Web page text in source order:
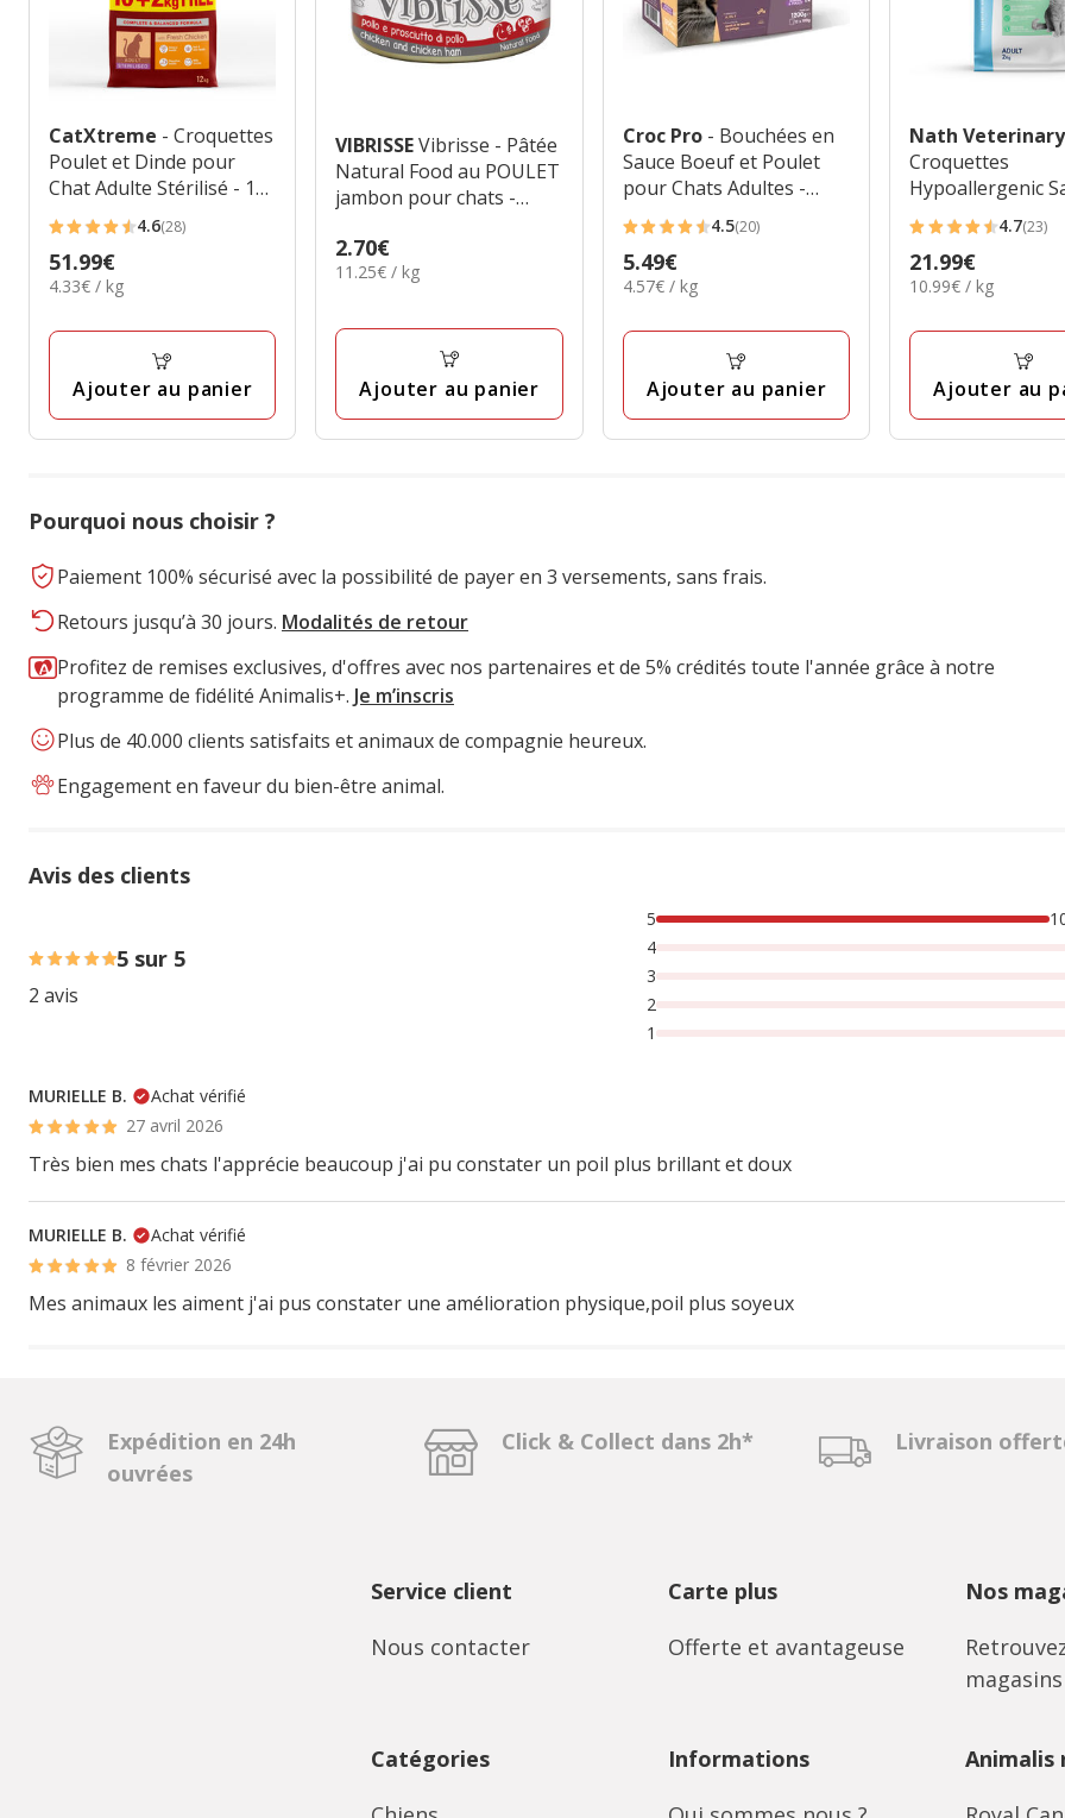
CatXtreme - Croquettes
Poulet et Dinde pour
Chat Adulte Stérilisé - 10
+ 2kg Gratuits
4.6
étoiles
avec
28
4.6(28)
Prix
51.99€
51.99€
4.33€
Kg
4.33€ / kg
Ajouter au panier
VIBRISSEVibrisse - Pâtée
Natural Food au POULET
jambon pour chats -
Prix
2.70€
2.70€
11.25€
11.25€ / kg
Ajouter au panier
Croc Pro - Bouchées en
Sauce Boeuf et Poulet
pour Chats Adultes -
12x100g
4.5
étoiles
avec
20
4.5(20)
Prix
5.49€
5.49€
4.57€
Kg
4.57€ / kg
Ajouter au panier
Nath Veterinary
Croquettes
Hypoallergenic
Céréales pour
4.7
étoiles
avec
23
4.7(23)
Prix
21.99€
21.99€
10.99€
Kg
10.99€ / kg
Ajouter au
Pourquoi nous choisir ?
Paiement 100% sécurisé avec la possibilité de payer en 3 versements, sans frais.
Retours jusqu’à 30 jours. Modalités de retour
Profitez de remises exclusives, d'offres avec nos partenaires et de 5% crédités toute l'année grâce à notre
programme de fidélité Animalis+. Je m’inscris
Plus de 40.000 clients satisfaits et animaux de compagnie heureux.
Engagement en faveur du bien-être animal.
Avis des clients
5 sur 5
2 avis
5
4
3
2
1
MURIELLE B.
Achat vérifié
27 avril 2026
Très bien mes chats l'apprécie beaucoup j'ai pu constater un poil plus brillant et doux
MURIELLE B.
Achat vérifié
8 février 2026
Mes animaux les aiment j'ai pus constater une amélioration physique,poil plus soyeux
Expédition en 24h
ouvrées
Click & Collect dans 2h* Livraison
Service client
Nous contacter
Carte plus
Offerte et avantageuse
Nos
magasins
Catégories
Informations
Animalis